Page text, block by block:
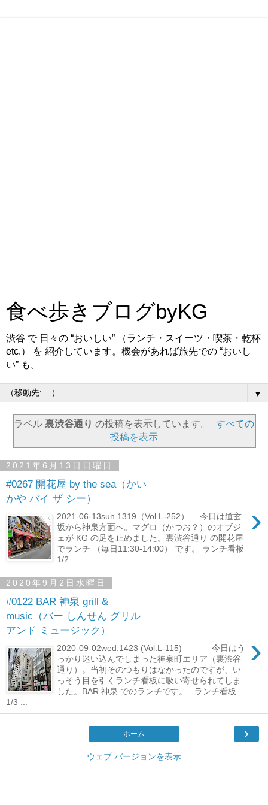
食べ歩きブログbyKG
渋谷 で 日々の “おいしい” （ランチ・スイーツ・喫茶・乾杯
etc.） を 紹介しています。機会があれば旅先での “おいし
い” も。
▼
ラベル 裏渋谷通り の投稿を表示しています。
すべての
投稿を表示
2021年6月13日日曜日
#0267 開花屋 by the sea（かい
かや バイ ザ シー）
›
2021-06-13sun.1319（Vol.L-252） 今日は道玄
坂から神泉方面へ。マグロ（かつお？）のオブジ
ェが KG の足を止めました。裏渋谷通り の開花屋
でランチ （毎日11:30-14:00） です。 ランチ看板
1/2 ...
2020年9月2日水曜日
#0122 BAR 神泉 grill &
music（バー しんせん グリル
アンド ミュージック）
›
2020-09-02wed.1423 (Vol.L-115) 今日はう
っかり迷い込んでしまった神泉町エリア（裏渋谷
通り）。当初そのつもりはなかったのですが、い
っそう目を引くランチ看板に吸い寄せられてしま
した。BAR 神泉 でのランチです。 ランチ看板
1/3 ...
›
ホーム
ウェブ バージョンを表示